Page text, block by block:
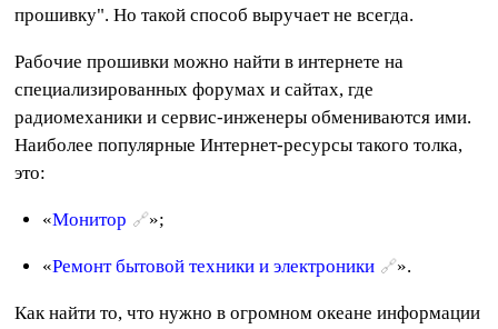
прошивку". Но такой способ выручает не всегда.
Рабочие прошивки можно найти в интернете на
специализированных форумах и сайтах, где
радиомеханики и сервис-инженеры обмениваются ими.
Наиболее популярные Интернет-ресурсы такого толка,
это:
«Монитор »;
«Ремонт бытовой техники и электроники ».
Как найти то, что нужно в огромном океане информации